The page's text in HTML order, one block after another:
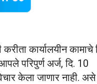
कार्यालयीन कामाचे
परिपुर्ण अर्ज, दि. 10
केला जाणार नाही. असे